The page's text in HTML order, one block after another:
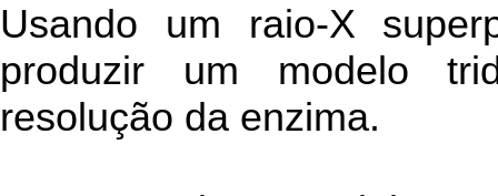
Usando um raio-X
produzir um modelo
resolução da enzima.